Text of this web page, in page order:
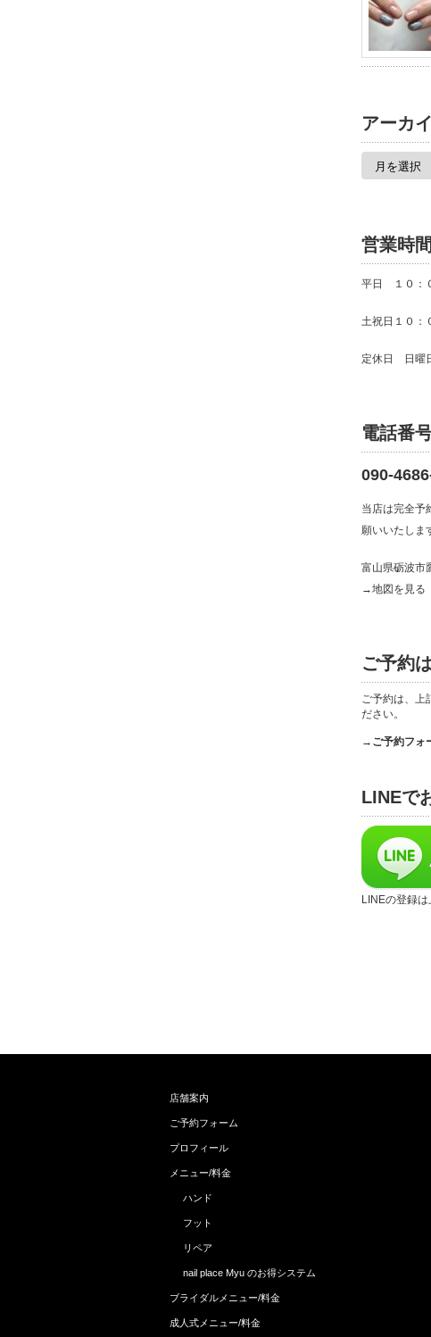
アーカ
営業時間
平日 １０：
土祝日１０：
定休日 日曜
電話番
090-
当店は完全予
願いいたしま
富山県砺波市
→地図を見る
ご予約
ご予約は、上
ださい。
→ご予約フォ
LINEで
LINEの登録は
店舗案内
ご予約フォーム
プロフィール
メニュー/料金
ハンド
フット
リペア
nail place Myu のお得システム
ブライダルメニュー/料金
成人式メニュー/料金